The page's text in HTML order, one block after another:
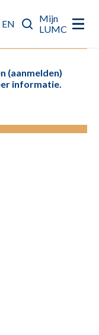
EN
Mijn
LUMC
(aanmelden)
informatie.